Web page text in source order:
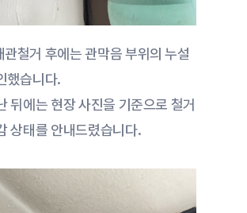
철거 후에는 관막음 부위의 누설
했습니다.
뒤에는 현장 사진을 기준으로 철거
상태를 안내드렸습니다.